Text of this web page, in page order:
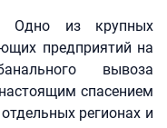
Одно из крупных
предприятий на
вывоза
спасением
регионах и